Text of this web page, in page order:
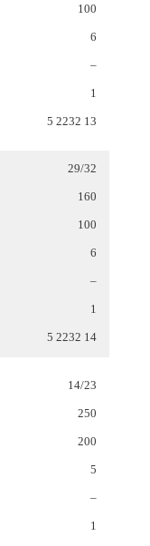
100
6
–
1
5 2232 13
29/32
160
100
6
–
1
5 2232 14
14/23
250
200
5
–
1